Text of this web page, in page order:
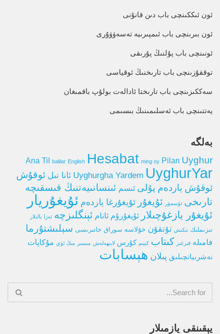
ئون ئىككىنچى باب دىن قانۇنى
ئون بىرىنچى باب ئىمپىرىيە تەسەۋۋۇرى
ئونىنچى باب پۇلنىڭ پۇرىقى
توققۇزىنچى باب تارىخنىڭ ئوقياسى
سەككىزىنچى باب تارىختا ئادالەت بولۇپ باقمىغان
يەتتىنچى باب ئەسلىمىنىڭ بىسىمى
بەلگە
Ana Til balilar English Hesabat ming oy Pilan Uyghur
Uyghurgha Yardem UyghurYar ئانا تىل ئوقۇش
ئوقۇش ياردەم پۇلى ئىسم ئىنسانىيەتنىڭ قىسقىچە
تارىخى ئۆسمۈر ئۇيغۇر ئۇيغۇرغا ياردەم ئۇيغۇريار
ئۇيغۇر يازغۇچىلار ئۇيغۇرۇم ئانام ئېنگلىزچە ئەزا بالىلار
تىزىملىك تىكىش تۇتقۇن خۇلاسە سوراق خاتىرىسى سېلىشتۇرما
فامىلە قىرغىز كىتاب كىيىم كۇرس لايىھەلەش مىسىر مىڭ ئۆي مۇكاپات
نەشرىياتچىلىق پىلان ھېسابات
يېقىنقى يازمىلار